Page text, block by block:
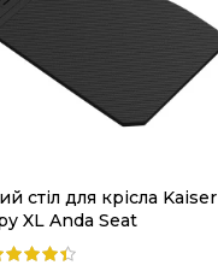
ДАЛІ
стіл для крісла Kaiser
XL Anda Seat